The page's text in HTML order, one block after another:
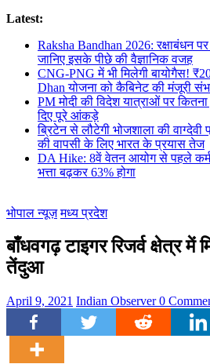
Latest:
Raksha Bandhan 2026: रक्षाबंधन
जानिए इसके पीछे की वैज्ञानिक वजह
CNG-PNG में भी मिलेगी बायोगैस!
Dhan योजना को कैबिनेट की मंजूरी
PM मोदी की विदेश यात्राओं पर
दिए पूरे आंकड़े
ब्रिटेन से लौटेगी भोजशाला की वाग्देवी
की वापसी के लिए भारत के प्रयास तेज
DA Hike: 8वें वेतन आयोग से पहले
भत्ता बढ़कर 63% होगा
भोपाल न्यूज़ मध्य प्रदेश
बाँधवगढ़ टाइगर रिजर्व क्षेत्र में
तेंदुआ
April 9, 2021 Indian Observer0